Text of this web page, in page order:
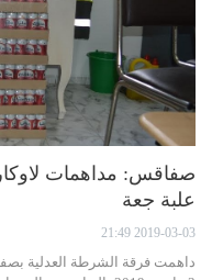
علبة جعة
2019-03-03 21:49
داهمت فرقة الشرطة العدلية